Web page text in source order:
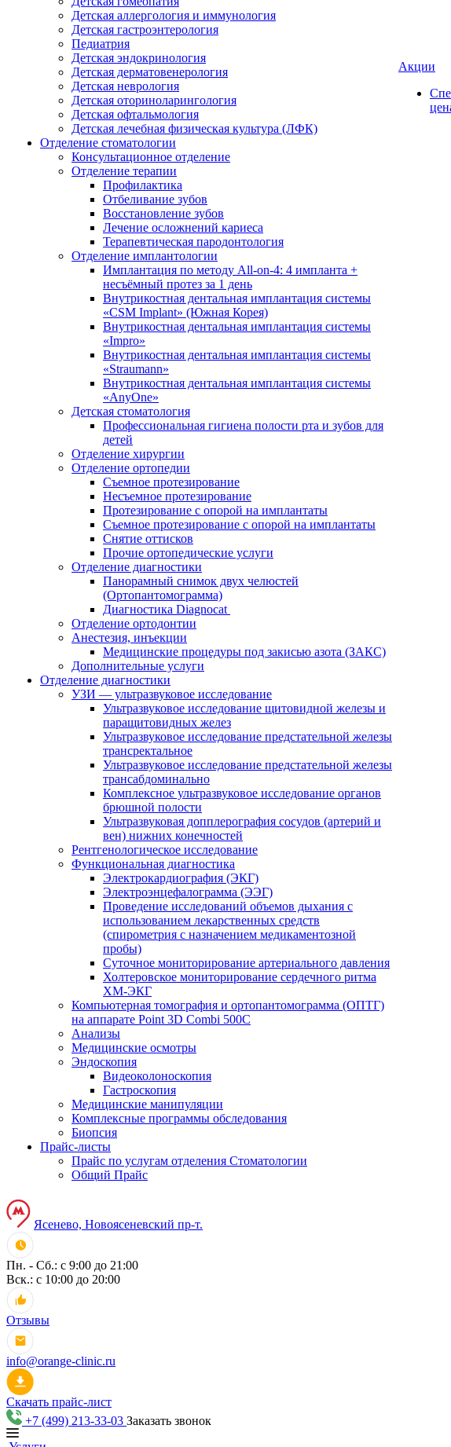
Детская аллергология и иммунология
Детская гастроэнтерология
Педиатрия
Детская эндокринология
Детская дерматовенерология
Детская неврология
Детская оториноларингология
Детская офтальмология
Детская лечебная физическая культура (ЛФК)
Отделение стоматологии
Консультационное отделение
Отделение терапии
Профилактика
Отбеливание зубов
Восстановление зубов
Лечение осложнений кариеса
Терапевтическая пародонтология
Отделение имплантологии
Имплантация по методу All-on-4: 4 импланта +
несъёмный протез за 1 день
Внутрикостная дентальная имплантация системы
«CSM Implant» (Южная Корея)
Внутрикостная дентальная имплантация системы
«Impro»
Внутрикостная дентальная имплантация системы
«Straumann»
Внутрикостная дентальная имплантация системы
«AnyOne»
Детская стоматология
Профессиональная гигиена полости рта и зубов для
детей
Отделение хирургии
Отделение ортопедии
Съемное протезирование
Несъемное протезирование
Протезирование с опорой на имплантаты
Съемное протезирование с опорой на имплантаты
Снятие оттисков
Прочие ортопедические услуги
Отделение диагностики
Панорамный снимок двух челюстей
(Ортопантомограмма)
Диагностика Diagnocat
Отделение ортодонтии
Анестезия, инъекции
Медицинские процедуры под закисью азота (ЗАКС)
Дополнительные услуги
Отделение диагностики
УЗИ — ультразвуковое исследование
Ультразвуковое исследование щитовидной железы и
паращитовидных желез
Ультразвуковое исследование предстательной железы
трансректальное
Ультразвуковое исследование предстательной железы
трансабдоминально
Комплексное ультразвуковое исследование органов
брюшной полости
Ультразвуковая допплерография сосудов (артерий и
вен) нижних конечностей
Рентгенологическое исследование
Функциональная диагностика
Электрокардиография (ЭКГ)
Электроэнцефалограмма (ЭЭГ)
Проведение исследований объемов дыхания с
использованием лекарственных средств
(спирометрия с назначением медикаментозной
пробы)
Суточное мониторирование артериального давления
Холтеровское мониторирование сердечного ритма
ХМ-ЭКГ
Компьютерная томография и ортопантомограмма (ОПТГ)
на аппарате Point 3D Combi 500C
Анализы
Медицинские осмотры
Эндоскопия
Видеоколоноскопия
Гастроскопия
Медицинские манипуляции
Комплексные программы обследования
Биопсия
Прайс-листы
Прайс по услугам отделения Стоматологии
Общий Прайс
Акции
Ясенево, Новоясеневский пр-т.
Пн. - Сб.: с 9:00 до 21:00
Вск.: с 10:00 до 20:00
Отзывы
info@orange-clinic.ru
Скачать прайс-лист
+7 (499) 213-33-03 Заказать звонок